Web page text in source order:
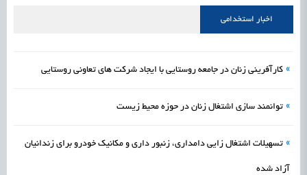
اشتغال و کارآفرینی
اخبار استخدامی
» کارآفرینی زنان در جامعه روستایی با ایجاد شرکت‌ های تعاونی روستایی
» توانمند سازی اشتغال زنان در حوزه محیط زیست
» تسهیلات اشتغال زایی دامداری، زنبور داری و مکانیک خودرو برای زندانیان
آزاد شده